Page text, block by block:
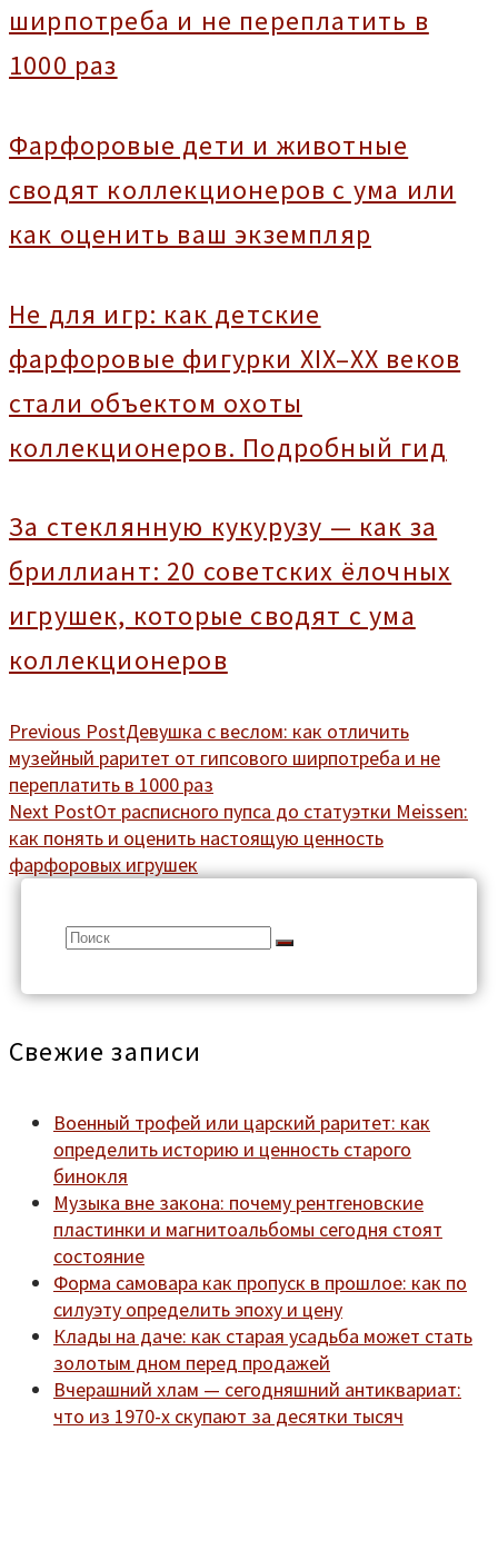
ширпотреба и не переплатить в
1000 раз
Фарфоровые дети и животные
сводят коллекционеров с ума или
как оценить ваш экземпляр
Не для игр: как детские
фарфоровые фигурки XIX–XX веков
стали объектом охоты
коллекционеров. Подробный гид
За стеклянную кукурузу — как за
бриллиант: 20 советских ёлочных
игрушек, которые сводят с ума
коллекционеров
Previous PostДевушка с веслом: как отличить
музейный раритет от гипсового ширпотреба и не
переплатить в 1000 раз
Next PostОт расписного пупса до статуэтки Meissen:
как понять и оценить настоящую ценность
фарфоровых игрушек
Search
Свежие записи
Военный трофей или царский раритет: как
определить историю и ценность старого
бинокля
Музыка вне закона: почему рентгеновские
пластинки и магнитоальбомы сегодня стоят
состояние
Форма самовара как пропуск в прошлое: как по
силуэту определить эпоху и цену
Клады на даче: как старая усадьба может стать
золотым дном перед продажей
Вчерашний хлам — сегодняшний антиквариат:
что из 1970-х скупают за десятки тысяч